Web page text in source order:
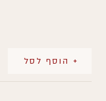
+ הוסף לסל